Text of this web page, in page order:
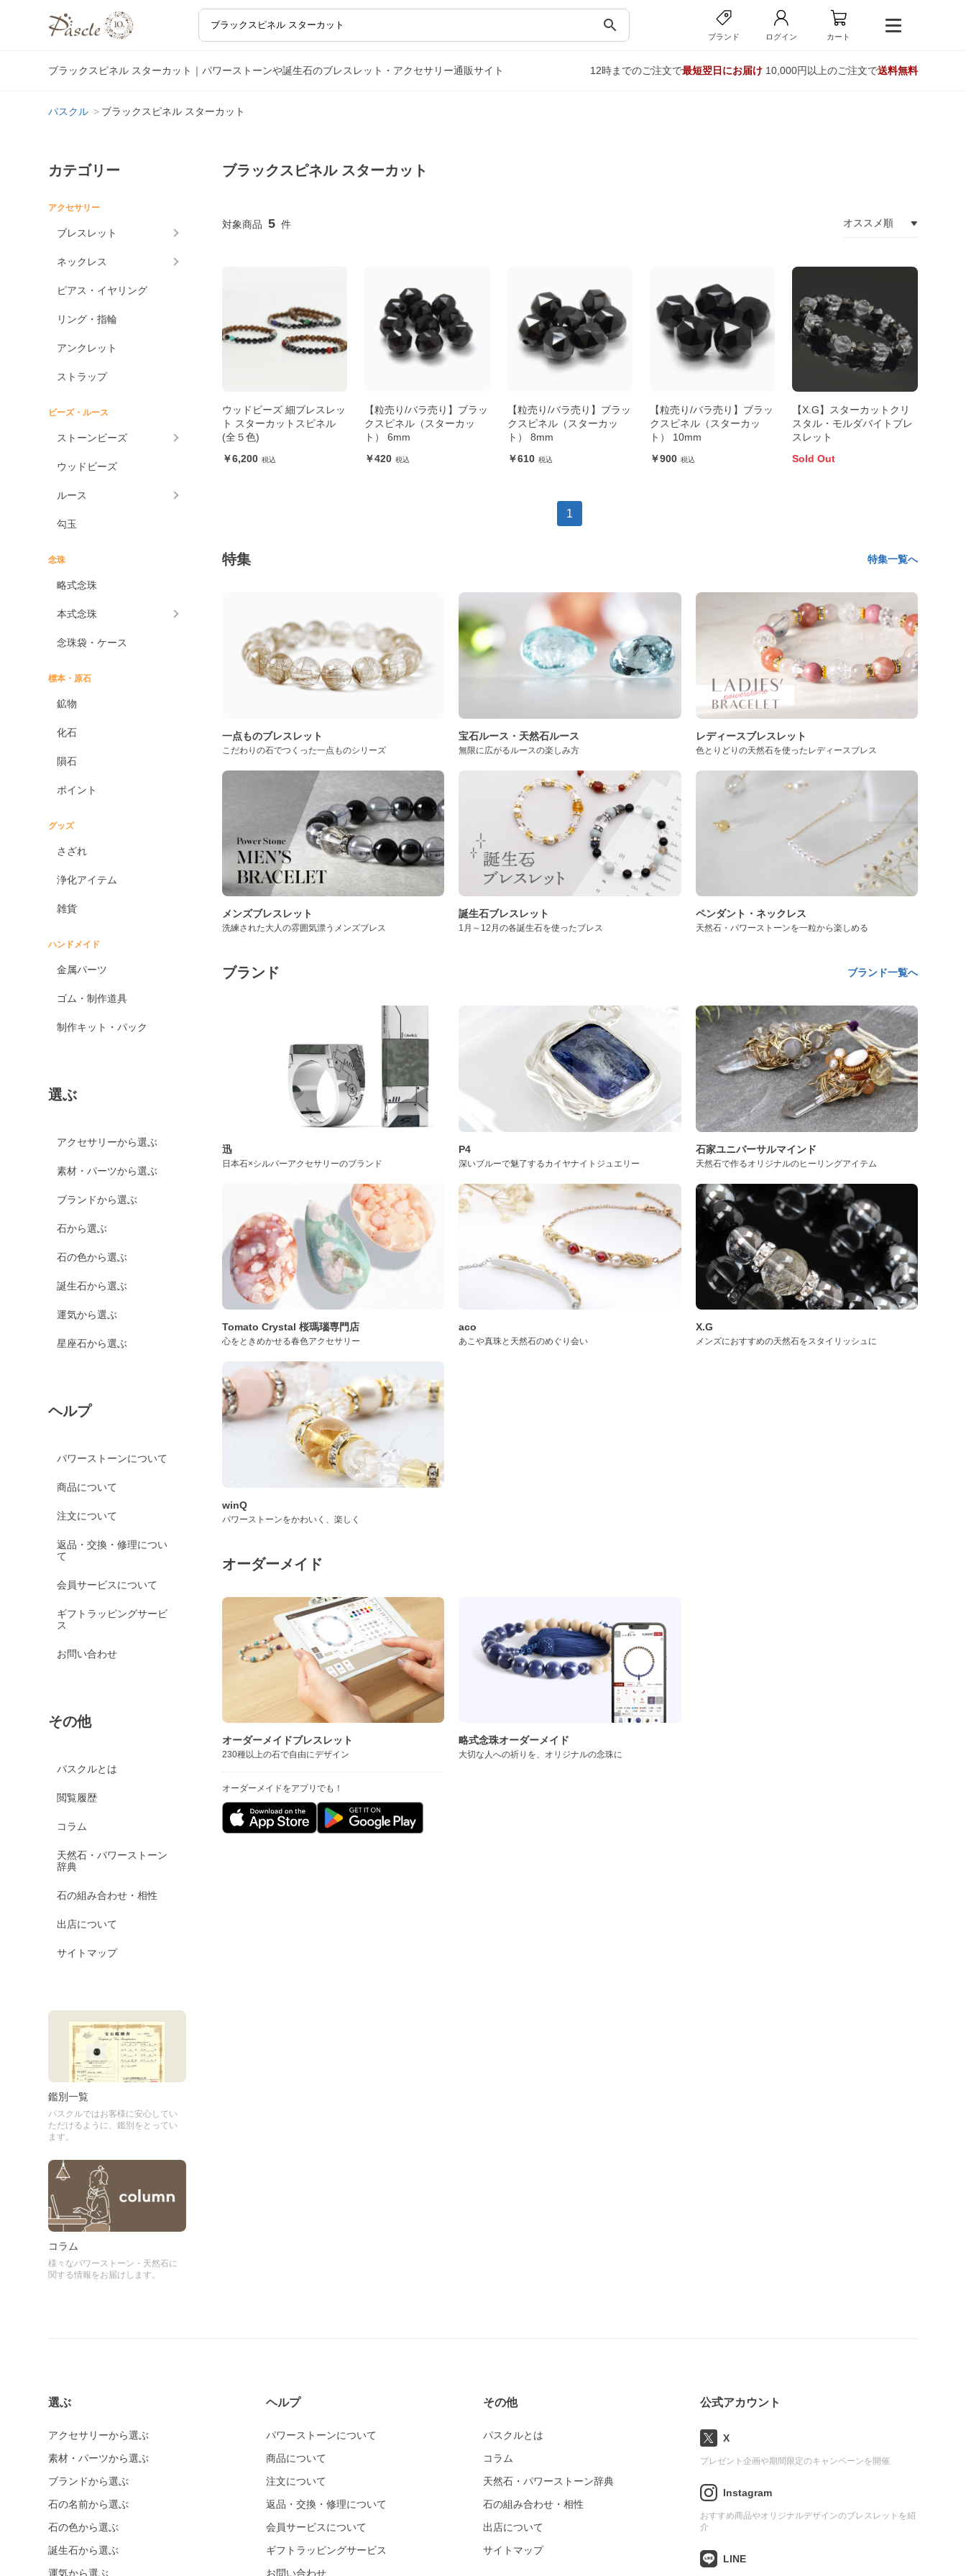
search
ブランド ログイン カート
ブラックスピネル スターカット｜パワーストーンや誕生石のブレスレット・アクセサリー通販サイト 12時までのご注文で最短翌日にお届け10,000円以上のご注文で送料無料
パスクル ブラックスピネル スターカット
カテゴリー
アクセサリー
ブレスレット
ネックレス
ピアス・イヤリング
リング・指輪
アンクレット
ストラップ
ビーズ・ルース
ストーンビーズ
ウッドビーズ
ルース
勾玉
念珠
略式念珠
本式念珠
念珠袋・ケース
標本・原石
鉱物
化石
隕石
ポイント
グッズ
さざれ
浄化アイテム
雑貨
ハンドメイド
金属パーツ
ゴム・制作道具
制作キット・パック
選ぶ
アクセサリーから選ぶ
素材・パーツから選ぶ
ブランドから選ぶ
石から選ぶ
石の色から選ぶ
誕生石から選ぶ
運気から選ぶ
星座石から選ぶ
ヘルプ
パワーストーンについて
商品について
注文について
返品・交換・修理につい
て
会員サービスについて
ギフトラッピングサービ
ス
お問い合わせ
その他
パスクルとは
閲覧履歴
コラム
天然石・パワーストーン
辞典
石の組み合わせ・相性
出店について
サイトマップ
鑑別一覧
パスクルではお客様に安心してい
ただけるように、鑑別をとってい
ます。
コラム
様々なパワーストーン・天然石に
関する情報をお届けします。
ブラックスピネル スターカット
5
ウッドビーズ 細ブレスレッ
ト スターカットスピネル
(全５色)
6,200
【粒売り/バラ売り】ブラッ
クスピネル（スターカッ
ト） 6mm
420
【粒売り/バラ売り】ブラッ
クスピネル（スターカッ
ト） 8mm
610
【粒売り/バラ売り】ブラッ
クスピネル（スターカッ
ト） 10mm
900
【X.G】スターカットクリ
スタル・モルダバイトブレ
スレット
Sold Out
1
特集 特集一覧へ
一点ものブレスレット
こだわりの石でつくった一点ものシリーズ
宝石ルース・天然石ルース
無限に広がるルースの楽しみ方
レディースブレスレット
色とりどりの天然石を使ったレディースブレス
メンズブレスレット
洗練された大人の雰囲気漂うメンズブレス
誕生石ブレスレット
1月～12月の各誕生石を使ったブレス
ペンダント・ネックレス
天然石・パワーストーンを一粒から楽しめる
ブランド ブランド一覧へ
迅
日本石×シルバーアクセサリーのブランド
P4
深いブルーで魅了するカイヤナイトジュエリー
石家ユニバーサルマインド
天然石で作るオリジナルのヒーリングアイテム
Tomato Crystal 桜瑪瑙専門店
心をときめかせる春色アクセサリー
aco
あこや真珠と天然石のめぐり会い
X.G
メンズにおすすめの天然石をスタイリッシュに
winQ
パワーストーンをかわいく、楽しく
オーダーメイド
オーダーメイドブレスレット
230種以上の石で自由にデザイン
オーダーメイドをアプリでも！
略式念珠オーダーメイド
大切な人への祈りを、オリジナルの念珠に
選ぶ
アクセサリーから選ぶ
素材・パーツから選ぶ
ブランドから選ぶ
石の名前から選ぶ
石の色から選ぶ
誕生石から選ぶ
運気から選ぶ
ヘルプ
パワーストーンについて
商品について
注文について
返品・交換・修理について
会員サービスについて
ギフトラッピングサービス
お問い合わせ
その他
パスクルとは
コラム
天然石・パワーストーン辞典
石の組み合わせ・相性
出店について
サイトマップ
公式アカウント
X
プレゼント企画や期間限定のキャンペーンを開催
Instagram
おすすめ商品やオリジナルデザインのブレスレットを紹
介
LINE